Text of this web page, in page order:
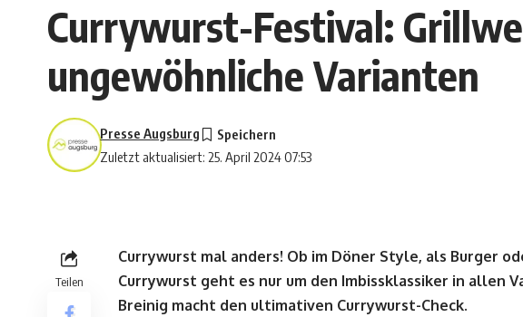
Currywurst-Festival:
ungewöhnliche Varianten
Zuletzt aktualisiert: 25. April 2024 07:53
Presse Augsburg
Teilen
Currywurst mal anders! Ob im Döner Style, als Burger
Currywurst geht es nur um den Imbissklassiker in allen
Breinig macht den ultimativen Currywurst-Check.